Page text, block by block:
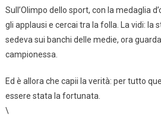
Sull’Olimpo dello sport, con la medaglia
gli applausi e cercai tra la folla. La vidi: la
sedeva sui banchi delle medie, ora
campionessa.
Ed è allora che capii la verità: per tutto
essere stata la fortunata.
\